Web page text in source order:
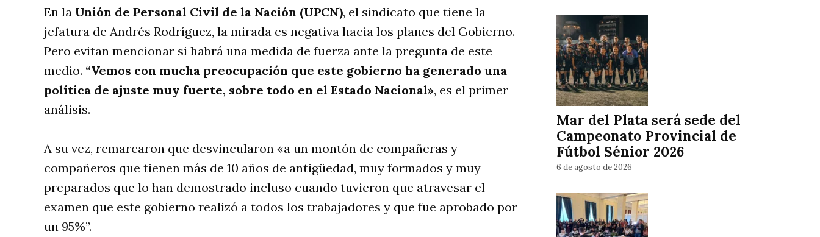
En la Unión de Personal Civil de la Nación (UPCN), el sindicato que tiene la
jefatura de Andrés Rodríguez, la mirada es negativa hacia los planes del Gobierno.
Pero evitan mencionar si habrá una medida de fuerza ante la pregunta de este
medio. “Vemos con mucha preocupación que este gobierno ha generado una
política de ajuste muy fuerte, sobre todo en el Estado Nacional», es el primer
análisis.
A su vez, remarcaron que desvincularon «a un montón de compañeras y
compañeros que tienen más de 10 años de antigüedad, muy formados y muy
preparados que lo han demostrado incluso cuando tuvieron que atravesar el
examen que este gobierno realizó a todos los trabajadores y que fue aprobado por
un 95%”.
Mar del Plata será sede del
Campeonato Provincial de
Fútbol Sénior 2026
6 de agosto de 2026